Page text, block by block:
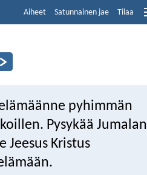
Aiheet Satunnainen jae Tilaa
pyhimmän
Pysykää Jumalan
Jeesus Kristus